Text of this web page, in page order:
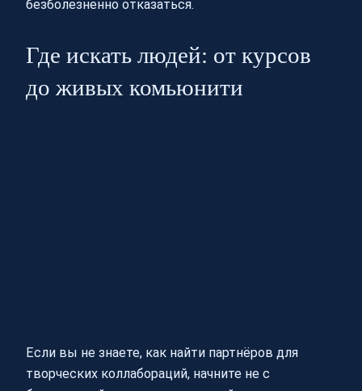
безболезненно отказаться.
Где искать людей: от курсов
до живых комьюнити
Если вы не знаете, как найти партнёров для
творческих коллабораций, начните не с